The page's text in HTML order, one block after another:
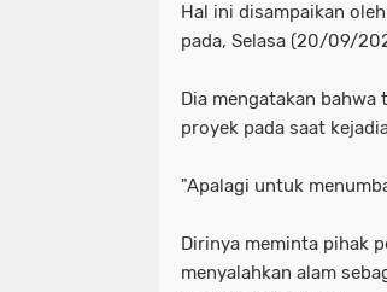
Hal ini disampaikan
pada, Selasa (20/09/
Dia mengatakan
proyek pada saat
"Apalagi untuk
Dirinya meminta pihak
menyalahkan alam